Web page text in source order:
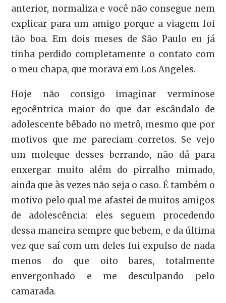
anterior, normaliza e você não consegue nem
explicar para um amigo porque a viagem foi
tão boa. Em dois meses de São Paulo eu já
tinha perdido completamente o contato com
o meu chapa, que morava em Los Angeles.
Hoje não consigo imaginar verminose
egocêntrica maior do que dar escândalo de
adolescente bêbado no metrô, mesmo que por
motivos que me pareciam corretos. Se vejo
um moleque desses berrando, não dá para
enxergar muito além do pirralho mimado,
ainda que às vezes não seja o caso. É também o
motivo pelo qual me afastei de muitos amigos
de adolescência: eles seguem procedendo
dessa maneira sempre que bebem, e da última
vez que saí com um deles fui expulso de nada
menos do que oito bares, totalmente
envergonhado e me desculpando pelo
camarada.